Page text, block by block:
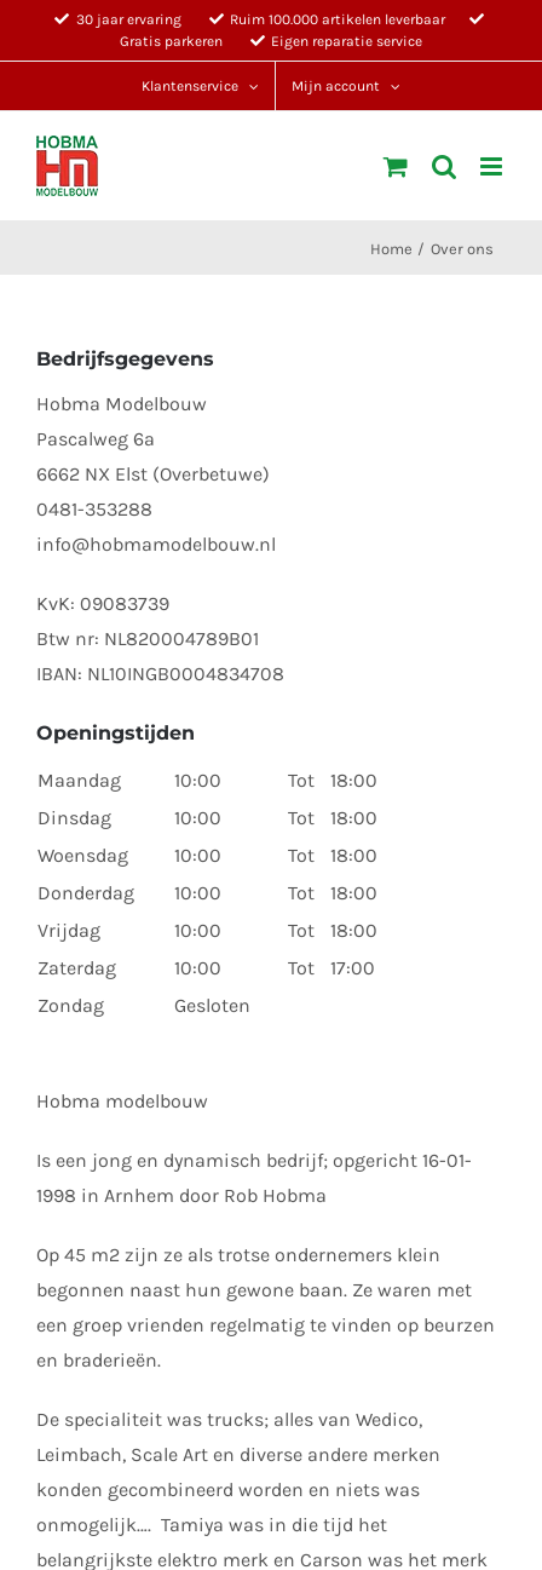
30 jaar ervaring
Ruim 100.000 artikelen leverbaar
Gratis parkeren
Eigen reparatie service
Klantenservice Mijn account
Home Over ons
Bedrijfsgegevens
Hobma Modelbouw
Pascalweg 6a
6662 NX Elst (Overbetuwe)
0481-353288
info@hobmamodelbouw.nl
KvK: 09083739
Btw nr: NL820004789B01
IBAN: NL10INGB0004834708
Openingstijden
Maandag 10:00 Tot
18:00
Dinsdag
10:00 Tot
18:00
Woensdag
10:00 Tot
18:00
Donderdag
10:00 Tot
18:00
Vrijdag
10:00 Tot
18:00
Zaterdag
10:00 Tot
17:00
Zondag
Gesloten
Hobma modelbouw
Is een jong en dynamisch bedrijf; opgericht 16-01-
1998 in Arnhem door Rob Hobma
Op 45 m2 zijn ze als trotse ondernemers klein
begonnen naast hun gewone baan. Ze waren met
een groep vrienden regelmatig te vinden op beurzen
en braderieën.
De specialiteit was trucks; alles van Wedico,
Leimbach, Scale Art en diverse andere merken
konden gecombineerd worden en niets was
onmogelijk…. Tamiya was in die tijd het
belangrijkste elektro merk en Carson was het merk